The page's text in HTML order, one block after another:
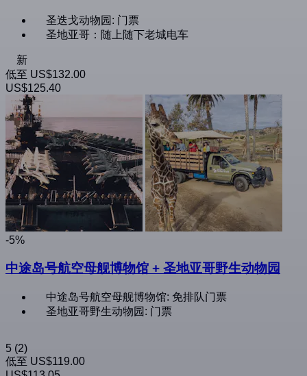
圣迭戈动物园: 门票
圣地亚哥：随上随下老城电车
新
低至 US$132.00
US$125.40
-5%
中途岛号航空母舰博物馆 + 圣地亚哥野生动物园
中途岛号航空母舰博物馆: 免排队门票
圣地亚哥野生动物园: 门票
5 (2)
低至 US$119.00